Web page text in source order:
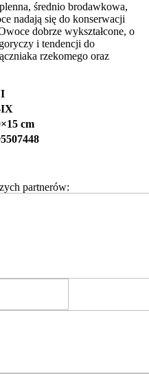
średnio brodawkowa,
nadają się do konserwacji
dobrze wykształcone, o
i tendencji do
rzekomego oraz
cm
partnerów: